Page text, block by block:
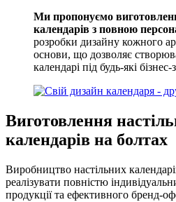
Ми пропонуємо
календарів з повною
розробки дизайну кожного
основи, що дозволяє
календарі під будь-які
Виготовлення
календарів на болтах
Виробництво настільних
реалізувати повністю
продукції та ефективного бренд-